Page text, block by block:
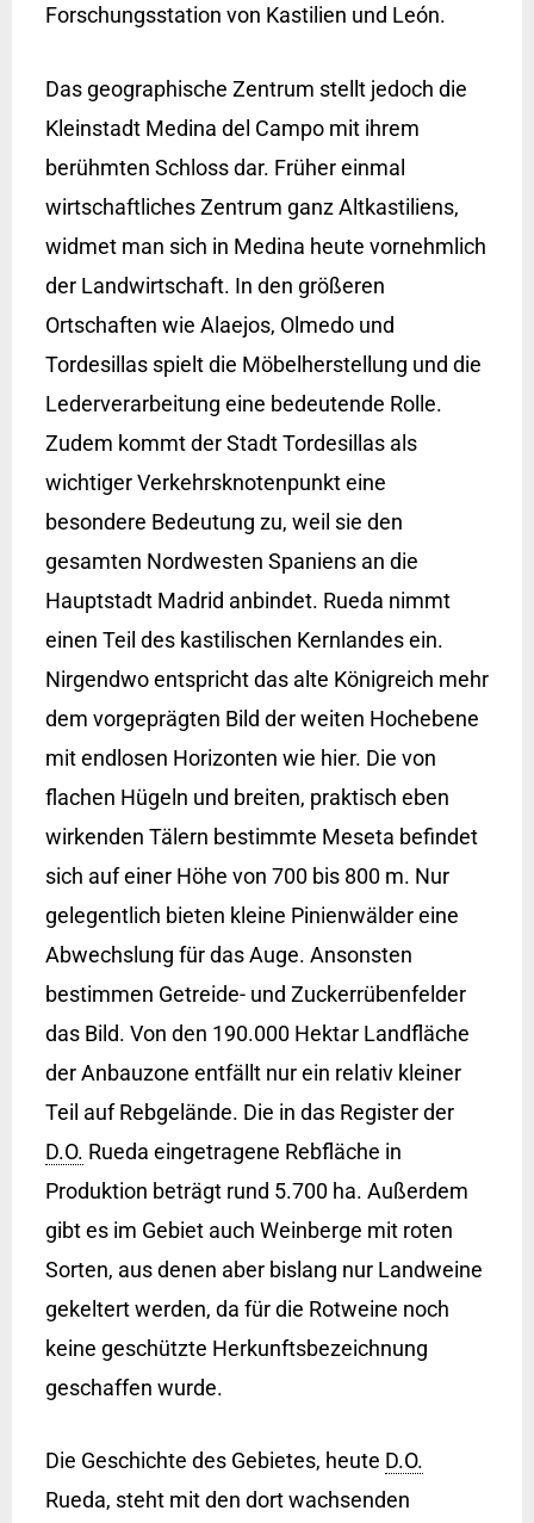
Forschungsstation von Kastilien und León.
Das geographische Zentrum stellt jedoch die
Kleinstadt Medina del Campo mit ihrem
berühmten Schloss dar. Früher einmal
wirtschaftliches Zentrum ganz Altkastiliens,
widmet man sich in Medina heute vornehmlich
der Landwirtschaft. In den größeren
Ortschaften wie Alaejos, Olmedo und
Tordesillas spielt die Möbelherstellung und die
Lederverarbeitung eine bedeutende Rolle.
Zudem kommt der Stadt Tordesillas als
wichtiger Verkehrsknotenpunkt eine
besondere Bedeutung zu, weil sie den
gesamten Nordwesten Spaniens an die
Hauptstadt Madrid anbindet. Rueda nimmt
einen Teil des kastilischen Kernlandes ein.
Nirgendwo entspricht das alte Königreich mehr
dem vorgeprägten Bild der weiten Hochebene
mit endlosen Horizonten wie hier. Die von
flachen Hügeln und breiten, praktisch eben
wirkenden Tälern bestimmte Meseta befindet
sich auf einer Höhe von 700 bis 800 m. Nur
gelegentlich bieten kleine Pinienwälder eine
Abwechslung für das Auge. Ansonsten
bestimmen Getreide- und Zuckerrübenfelder
das Bild. Von den 190.000 Hektar Landfläche
der Anbauzone entfällt nur ein relativ kleiner
Teil auf Rebgelände. Die in das Register der
D.O. Rueda eingetragene Rebfläche in
Produktion beträgt rund 5.700 ha. Außerdem
gibt es im Gebiet auch Weinberge mit roten
Sorten, aus denen aber bislang nur Landweine
gekeltert werden, da für die Rotweine noch
keine geschützte Herkunftsbezeichnung
geschaffen wurde.
Die Geschichte des Gebietes, heute D.O.
Rueda, steht mit den dort wachsenden